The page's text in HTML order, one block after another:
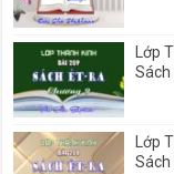
Lớp
Sách
Lớp
Sách